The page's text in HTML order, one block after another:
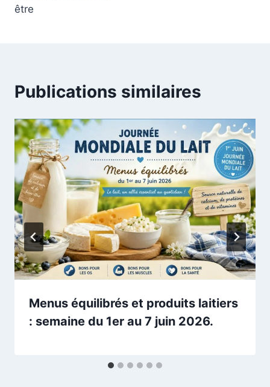
être
Publications similaires
Menus équilibrés et produits laitiers
: semaine du 1er au 7 juin 2026.